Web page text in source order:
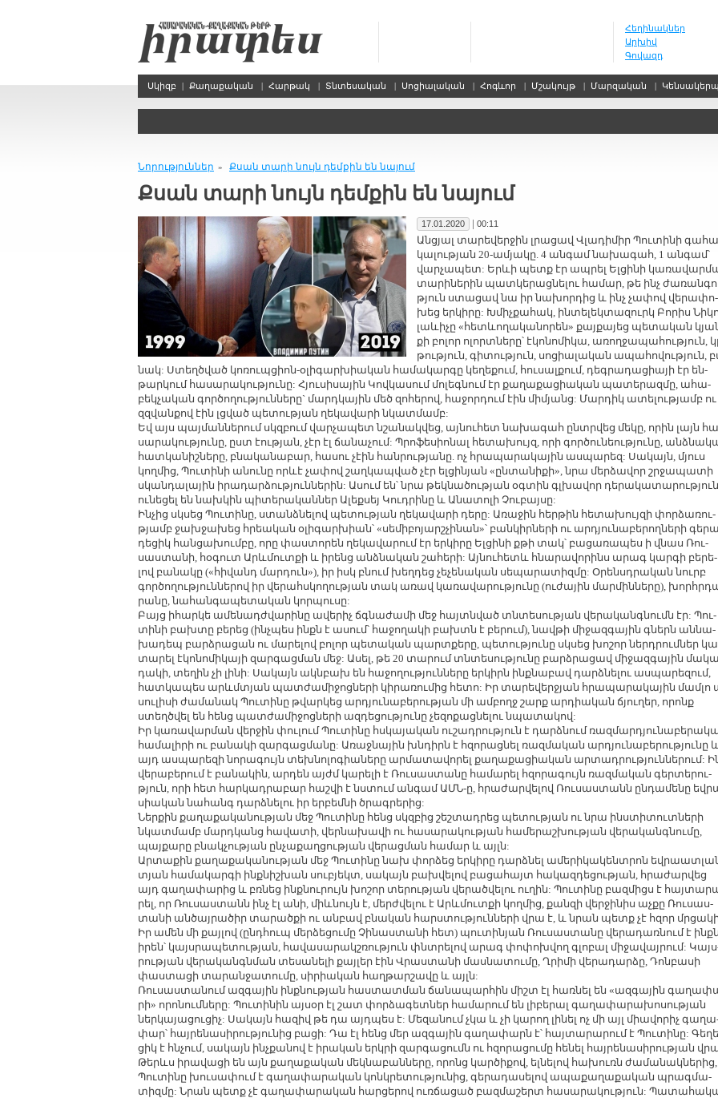
Հեղինակներ
Արխիվ
Գովազդ
Սկիզբ | Քաղաքական | Հարթակ | Տնտեսական | Սոցիալական | Հոգևոր | Մշակույթ | Մարզական | Կենսակերպ
Նորություններ » Քսան տա­րի նույն դեմ­քին են նա­յում
Քսան տա­րի նույն դեմ­քին են նա­յում
17.01.2020 | 00:11
Ան­ցյալ տա­րե­վեր­ջին լրա­ցավ Վլա­դի­միր Պու­տի­նի
կա­լու­թյան 20-ա­մյա­կը. 4 ան­գամ նա­խա­գահ, 1 ան­գամ՝
վար­չա­պետ: Երևի պետք էր ապ­րել Ել­ցի­նի
տա­րի­նե­րին պատ­կե­րաց­նե­լու հա­մար, թե ինչ
թյուն ստա­ցավ նա իր նա­խոր­դից և ինչ չա­փով վե­րա­փո­
խեց եր­կի­րը: Խմիչ­քա­հակ, ին­տե­լեկ­տա­զուրկ Բո­րիս
լաևի­չը «հետևո­ղա­կա­նո­րեն» քայ­քա­յեց պե­տա­կան
քի բո­լոր ո­լորտ­նե­րը՝ է­կո­նո­մի­կա, ա­ռող­ջա­պա­հու­թյուն,
թու­թյուն, գի­տու­թյուն, սո­ցիա­լա­կան ա­պա­հո­վու­թյուն,
նակ: Ստեղծ­ված կո­ռուպ­ցիոն-օ­լի­գար­խիա­կան հա­մա­կար­գը կե­ղե­քում, հու­սալ­քում, դեգ­րա­դա­ցիա­յի էր են­
թար­կում հա­սա­րա­կու­թյու­նը: Հյու­սի­սա­յին Կով­կա­սում մո­լեգ­նում էր քա­ղա­քա­ցիա­կան պա­տե­րազ­մը, ա­հա­
բեկ­չա­կան գոր­ծո­ղու­թյուն­նե­րը` մարդ­կա­յին մեծ զո­հե­րով, հա­ջոր­դում էին մի­մյանց: Մար­դիկ ա­տե­լու­թյամբ ու
զզ­վան­քով էին լց­ված պե­տու­թյան ղե­կա­վա­րի նկատ­մամբ:
Եվ այս պայ­ման­նե­րում սկզ­բում վար­չա­պետ նշա­նակ­վեց, այ­նու­հետ նա­խա­գահ ըն­տր­վեց մե­կը, ո­րին լայն
սա­րա­կու­թյու­նը, ըստ էու­թյան, չէր էլ ճա­նա­չում: Պրո­ֆե­սիո­նալ հե­տա­խույզ, ո­րի գոր­ծու­նեու­թյու­նը,
հատ­կա­նիշ­նե­րը, բնա­կա­նա­բար, հա­սու չէին հան­րու­թյա­նը. ոչ հրա­պա­րա­կա­յին աս­պա­րեզ: Սա­կայն, մյուս
կող­մից, Պու­տի­նի ա­նու­նը որևէ չա­փով շաղ­կապ­ված չէր ել­ցի­նյան «ըն­տա­նի­քի», նրա մեր­ձա­վոր շր­ջա­պա­տի
սկան­դա­լա­յին ի­րա­դար­ձու­թյուն­նե­րին: Ա­սում են՝ նրա թեկ­նա­ծու­թյան օգ­տին գլ­խա­վոր
ու­նե­ցել են նախ­կին պի­տե­րա­կան­ներ Ա­լեք­սեյ Կուդ­րի­նը և Ա­նա­տո­լի Չու­բայ­սը:
Ին­չից սկ­սեց Պու­տի­նը, ստանձ­նե­լով պե­տու­թյան ղե­կա­վա­րի դե­րը: Ա­ռա­ջին հեր­թին հե­տա­խույ­զի փոր­ձա­ռու­
թյամբ ջախ­ջա­խեց հրեա­կան օ­լի­գար­խիան՝ «սե­մի­բո­յարշ­չի­նան»՝ բան­կիր­նե­րի ու ար­դյու­նա­բե­րող­նե­րի
դե­ցիկ հան­ցա­խում­բը, ո­րը փաս­տո­րեն ղե­կա­վա­րում էր եր­կի­րը Ել­ցի­նի քթի տակ՝ բա­ցա­ռա­պես ի վնաս Ռու­
սաս­տա­նի, հօ­գուտ Արևմուտ­քի և ի­րենց անձ­նա­կան շա­հե­րի: Այ­նու­հետև հնա­րա­վո­րինս ա­րագ կար­գի բե­րե­
լով բա­նա­կը («հի­վանդ մար­դուն»), իր իսկ բնում խեղ­դեց չե­չե­նա­կան սե­պա­րա­տիզ­մը: Օ­րեն­սդ­րա­կան նուրբ
գոր­ծո­ղու­թյուն­նե­րով իր վե­րահս­կո­ղու­թյան տակ ա­ռավ կա­ռա­վա­րու­թյու­նը (ու­ժա­յին մար­մին­նե­րը),
րա­նը, նա­հան­գա­պե­տա­կան կոր­պու­սը:
Բայց ի­հար­կե ա­մե­նադժ­վա­րի­նը ա­վե­րիչ ճգ­նա­ժա­մի մեջ հայ­տն­ված տն­տե­սու­թյան վե­րա­կանգ­նումն էր: Պու­
տի­նի բախ­տը բե­րեց (ինչ­պես ինքն է ա­սում՝ հա­ջո­ղա­կի բախտն է բե­րում), նավ­թի մի­ջազ­գա­յին գներն ան­նա­
խա­դեպ բարձ­րա­ցան ու մա­րե­լով բո­լոր պե­տա­կան պարտ­քե­րը, պե­տու­թյու­նը սկ­սեց խո­շոր ներդ­րում­ներ
տա­րել է­կո­նո­մի­կա­յի զար­գաց­ման մեջ: Ա­սել, թե 20 տա­րում տն­տե­սու­թյու­նը բարձ­րա­ցավ մի­ջազ­գա­յին
դա­կի, տե­ղին չի լի­նի: Սա­կայն ակն­բախ են հա­ջո­ղու­թյուն­նե­րը եր­կիրն ինք­նա­բավ դարձ­նե­լու աս­պա­րե­զում,
հատ­կա­պես արևմտյան պատ­ժա­մի­ջոց­նե­րի կի­րա­ռու­մից հե­տո: Իր տա­րե­վեր­ջյան հրա­պա­րա­կա­յին մամ­լո
սու­լի­սի ժա­մա­նակ Պու­տի­նը թվար­կեց ար­դյու­նա­բե­րու­թյան մի ամ­բողջ շարք ար­դիա­կան ճյու­ղեր, ո­րոնք
ստեղծ­վել են հենց պատ­ժա­մի­ջոց­նե­րի ազ­դե­ցու­թյու­նը չե­զո­քաց­նե­լու նպա­տա­կով:
Իր կա­ռա­վար­ման վեր­ջին փու­լում Պու­տի­նը հս­կա­յա­կան ու­շադ­րու­թյուն է դարձ­նում
հա­մա­լի­րի ու բա­նա­կի զար­գաց­մա­նը: Ա­ռաջ­նա­յին խն­դիրն է հզո­րաց­նել ռազ­մա­կան ար­դյու­նա­բե­րու­թյու­նը
այդ աս­պա­րե­զի նո­րա­գույն տեխ­նո­լո­գիա­նե­րը ար­մա­տա­վո­րել քա­ղա­քա­ցիա­կան ար­տադ­րու­թյուն­նե­րում:
վե­րա­բե­րում է բա­նա­կին, ար­դեն այժմ կա­րե­լի է Ռու­սաս­տա­նը հա­մա­րել հզո­րա­գույն ռազ­մա­կան գեր­տե­րու­
թյուն, ո­րի հետ հար­կադ­րա­բար հաշ­վի է նս­տում ան­գամ ԱՄՆ-ը, հրա­ժար­վե­լով Ռու­սաս­տանն ըն­դա­մե­նը
սիա­կան նա­հանգ դարձ­նե­լու իր եր­բեմ­նի ծրագ­րե­րից:
Ներ­քին քա­ղա­քա­կա­նու­թյան մեջ Պու­տի­նը հենց սկզ­բից շեշ­տադ­րեց պե­տու­թյան ու նրա ինս­տի­տուտ­նե­րի
նկատ­մամբ մարդ­կանց հա­վա­տի, վեր­նա­խա­վի ու հա­սա­րա­կու­թյան հա­մե­րաշ­խու­թյան վե­րա­կանգ­նու­մը,
պայ­քա­րը բնակ­չու­թյան ըն­չա­քաղ­ցու­թյան վե­րաց­ման հա­մար և այլն:
Ար­տա­քին քա­ղա­քա­կա­նու­թյան մեջ Պու­տի­նը նախ փոր­ձեց եր­կի­րը դարձ­նել ա­մե­րի­կա­կենտ­րոն
տյան հա­մա­կար­գի ինք­նիշ­խան սու­բյեկտ, սա­կայն բախ­վե­լով բա­ցա­հայտ հա­կազ­դե­ցու­թյան, հրա­ժար­վեց
այդ գա­ղա­փա­րից և բռ­նեց ինք­նու­րույն խո­շոր տե­րու­թյան վե­րած­վե­լու ու­ղին: Պու­տի­նը բազ­միցս է
րել, որ Ռու­սաս­տանն ինչ էլ ա­նի, միևնույն է, մերժ­վե­լու է Արևմուտ­քի կող­մից, քան­զի վեր­ջի­նիս աչ­քը Ռու­սաս­
տա­նի ան­ծայ­րա­ծիր տա­րած­քի ու ան­բավ բնա­կան հարս­տու­թյուն­նե­րի վրա է, և նրան պետք չէ հզոր
Իր ա­մեն մի քայ­լով (ընդ­հուպ մեր­ձե­ցու­մը Չի­նաս­տա­նի հետ) պու­տի­նյան Ռու­սաս­տա­նը վե­րա­դառ­նում է ինքն
ի­րեն՝ կայս­րա­պե­տու­թյան, հա­վա­սա­րակշ­ռու­թյուն փնտ­րե­լով ա­րագ փո­փոխ­վող գլո­բալ մի­ջա­վայ­րում:
րու­թյան վե­րա­կան­գն­ման տե­սա­նե­լի քայ­լեր էին Վրաս­տա­նի մաս­նա­տու­մը, Ղրի­մի վե­րա­դար­ձը, Դոն­բա­սի
փաս­տա­ցի տա­րան­ջա­տու­մը, սի­րիա­կան հաղ­թար­շա­վը և այլն:
Ռու­սաս­տա­նում ազ­գա­յին ինք­նու­թյան հաս­տատ­ման ճա­նա­պար­հին միշտ էլ հառ­նել են «ազ­գա­յին
րի» ո­րո­նում­նե­րը: Պու­տի­նին այ­սօր էլ շատ փոր­ձա­գետ­ներ հա­մա­րում են լի­բե­րալ գա­ղա­փա­րա­խո­սու­թյան
ներ­կա­յա­ցու­ցիչ: Սա­կայն հա­զիվ թե դա այդ­պես է: Մե­զա­նում չկա և չի կա­րող լի­նել ոչ մի այլ միա­վո­րիչ
փար՝ հայ­րե­նա­սի­րու­թյու­նից բա­ցի: Դա էլ հենց մեր ազ­գա­յին գա­ղա­փարն է՝ հայ­տա­րա­րում է Պու­տի­նը:
ցիկ է հն­չում, սա­կայն ինչ­քա­նով է ի­րա­կան երկ­րի զար­գա­ցումն ու հզո­րա­ցու­մը հե­նել հայ­րե­նա­սի­րու­թյան
Թերևս ի­րա­վա­ցի են այն քա­ղա­քա­կան մեկ­նա­բան­նե­րը, ո­րոնց կար­ծի­քով, ել­նե­լով հա­խուռն ժա­մա­նակ­նե­րից,
Պու­տի­նը խու­սա­փում է գա­ղա­փա­րա­կան կոնկ­րե­տու­թյու­նից, գե­րա­դա­սե­լով ա­պա­քա­ղա­քա­կան պրագ­մա­
տիզ­մը: Նրան պետք չէ գա­ղա­փա­րա­կան հար­ցե­րով ուռ­ճա­ցած բազ­մա­շերտ հա­սա­րա­կու­թյուն: